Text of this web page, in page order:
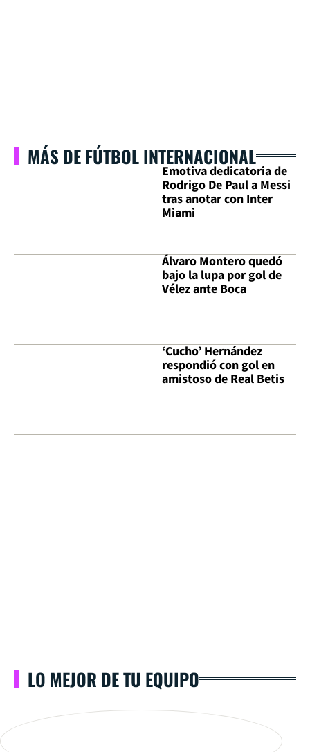
MÁS DE FÚTBOL INTERNACIONAL
Emotiva dedicatoria de
Rodrigo De Paul a Messi
tras anotar con Inter
Miami
Álvaro Montero quedó
bajo la lupa por gol de
Vélez ante Boca
‘Cucho’ Hernández
respondió con gol en
amistoso de Real Betis
LO MEJOR DE TU EQUIPO